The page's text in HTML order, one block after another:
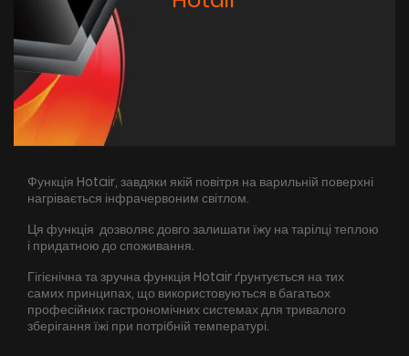
Функція Hotair, завдяки якій повітря на варильній поверхні
нагрівається інфрачервоним світлом.
Ця функція дозволяє довго залишати їжу на тарілці теплою
і придатною до споживання.
Гігієнічна та зручна функція Hotair ґрунтується на тих
самих принципах, що використовуються в багатьох
професійних гастрономічних системах для тривалого
зберігання їжі при потрібній температурі.